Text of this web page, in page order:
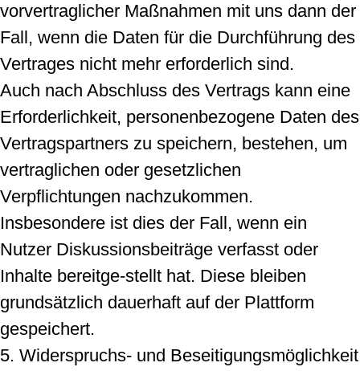
vorvertraglicher Maßnahmen mit uns dann der
Fall, wenn die Daten für die Durchführung des
Vertrages nicht mehr erforderlich sind.
Auch nach Abschluss des Vertrags kann eine
Erforderlichkeit, personenbezogene Daten des
Vertragspartners zu speichern, bestehen, um
vertraglichen oder gesetzlichen
Verpflichtungen nachzukommen.
Insbesondere ist dies der Fall, wenn ein
Nutzer Diskussionsbeiträge verfasst oder
Inhalte bereitge-stellt hat. Diese bleiben
grundsätzlich dauerhaft auf der Plattform
gespeichert.
5. Widerspruchs- und Beseitigungsmöglichkeit